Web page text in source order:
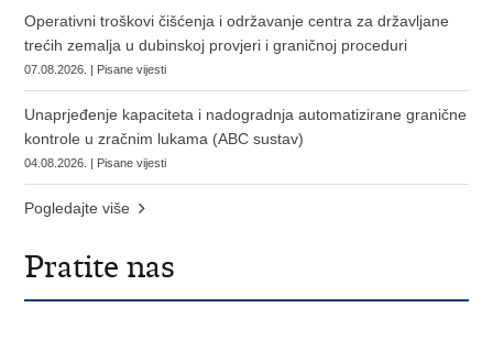
Operativni troškovi čišćenja i održavanje centra za državljane
trećih zemalja u dubinskoj provjeri i graničnoj proceduri
07.08.2026. | Pisane vijesti
Unaprjeđenje kapaciteta i nadogradnja automatizirane granične
kontrole u zračnim lukama (ABC sustav)
04.08.2026. | Pisane vijesti
Pogledajte više
Pratite nas